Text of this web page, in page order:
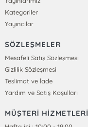
Kategoriler
Yayıncılar
SÖZLEŞMELER
Mesafeli Satış Sözleşmesi
Gizlilik Sözleşmesi
Teslimat ve İade
Yardım ve Satış Koşulları
MÜŞTERİ HİZMETLERİ